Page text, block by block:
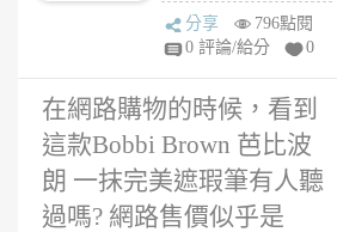
妹
5
分享
796點閱
0 評論/給分
0
在網路購物的時候，看到
這款Bobbi Brown 芭比波
朗 一抹完美遮瑕筆有人聽
過嗎? 網路售價似乎是